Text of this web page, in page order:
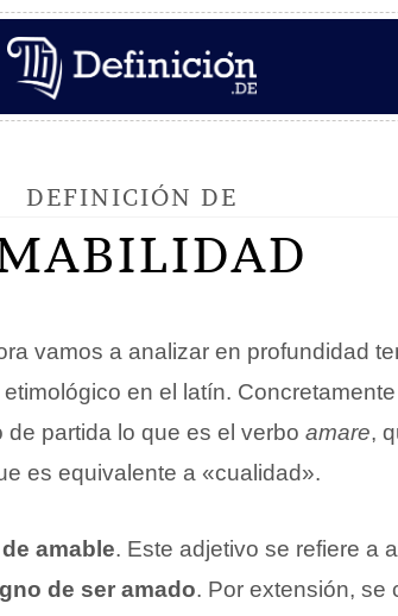
DEFINICIÓN DE
vamos a analizar en profundidad
en el latín.
partida lo que es el verbo amare,
es equivalente a «cualidad».
amable. Este adjetivo se refiere a
de ser amado. Por extensión, se